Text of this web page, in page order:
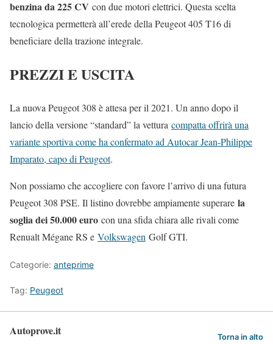
benzina da 225 CV con due motori elettrici. Questa scelta
tecnologica permetterà all’erede della Peugeot 405 T16 di
beneficiare della trazione integrale.
PREZZI E USCITA
La nuova Peugeot 308 è attesa per il 2021. Un anno dopo il
lancio della versione “standard” la vettura compatta offrirà una
variante sportiva come ha confermato ad Autocar Jean-Philippe
Imparato, capo di Peugeot.
Non possiamo che accogliere con favore l’arrivo di una futura
Peugeot 308 PSE. Il listino dovrebbe ampiamente superare la
soglia dei 50.000 euro con una sfida chiara alle rivali come
Renualt Mégane RS e Volkswagen Golf GTI.
Categorie: anteprime
Tag: Peugeot
Autoprove.it Torna in alto